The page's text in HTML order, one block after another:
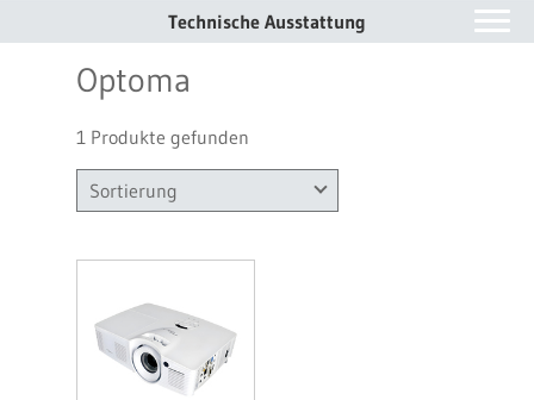
Technische Ausstattung
Optoma
1 Produkte gefunden
Sortierung